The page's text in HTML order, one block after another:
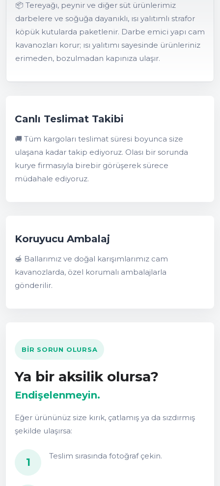
📦 Tereyağı, peynir ve diğer süt ürünlerimiz
darbelere ve soğuğa dayanıklı, ısı yalıtımlı strafor
köpük kutularda paketlenir. Darbe emici yapı cam
kavanozları korur; ısı yalıtımı sayesinde ürünleriniz
erimeden, bozulmadan kapınıza ulaşır.
Canlı Teslimat Takibi
🚚 Tüm kargoları teslimat süresi boyunca size
ulaşana kadar takip ediyoruz. Olası bir sorunda
kurye firmasıyla birebir görüşerek sürece
müdahale ediyoruz.
Koruyucu Ambalaj
🍯 Ballarımız ve doğal karışımlarımız cam
kavanozlarda, özel korumalı ambalajlarla
gönderilir.
BIR SORUN OLURSA
Ya bir aksilik olursa?
Endişelenmeyin.
Eğer ürününüz size kırık, çatlamış ya da sızdırmış
şekilde ulaşırsa:
1
Teslim sırasında fotoğraf çekin.